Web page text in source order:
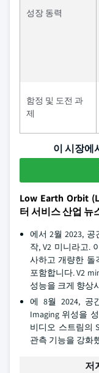
성장 동력
함정 및 도전 과
제
이 시장에
Low Earth Orbit
터 서비스 산업 뉴
에서 2월 2023,
작, V2 미니라고.
사하고 개량한 돌
포함합니다. V2
성능을 크게 향상
에 8월 2024, 공
Imaging 위성을
비디오 스트림의
관측 기능을 강화
저